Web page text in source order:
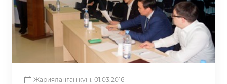
Жарияланған күні: 01.03.2016